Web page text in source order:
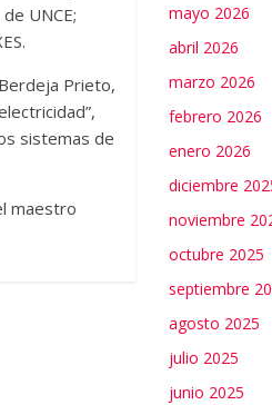
UNCE;
Prieto,
sistemas de
maestro
mayo 2026
abril 2026
marzo 2026
febrero 2026
enero 2026
diciembre
noviembre
octubre 2025
septiembre
agosto 2025
julio 2025
junio 2025